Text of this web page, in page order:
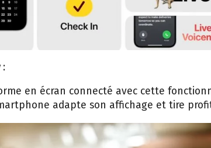
:
en écran connecté avec cette
adapte son affichage et tire